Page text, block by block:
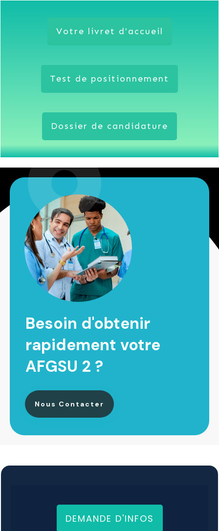
Votre livret d'accueil
Test de positionnement
Dossier de candidature
Besoin d'obtenir
rapidement votre
AFGSU 2 ?
Nous Contacter
DEMANDE D'INFOS